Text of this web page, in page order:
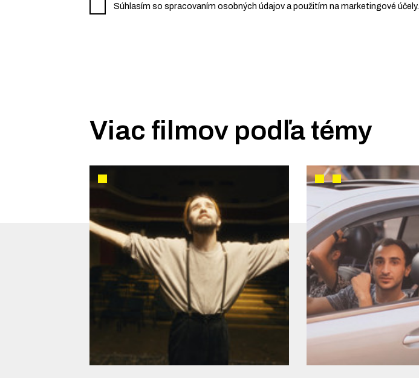
Súhlasím so spracovaním osobných údajov a použitím na marketingové účely.
Viac filmov podľa témy